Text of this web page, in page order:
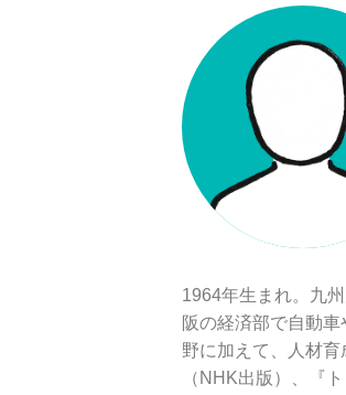
「90%は失敗する。
終戦から81年
1964年生まれ。九
阪の経済部で自動
野に加えて、人材育
（NHK出版）、『